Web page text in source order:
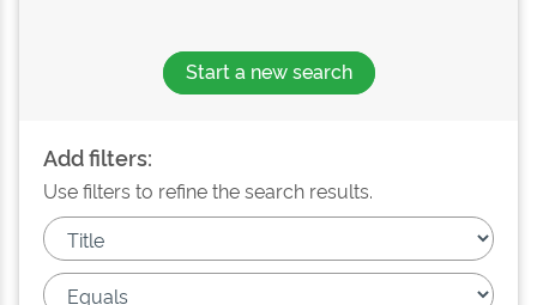
Start a new search
Add filters:
Use filters to refine the search results.